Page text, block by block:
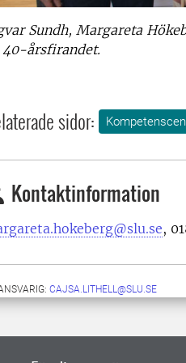
Sundh, Margareta
40-årsfirandet.
sidor:
Kontaktinformation
,
CAJSA.LITHELL@SLU.SE